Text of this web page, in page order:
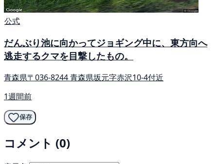
公式
だんぶり池に向かってジョギング中に、東方向へ
逃走するクマを目撃したもの。
青森県〒036-8244 青森県坂元字赤沢10-4付近
1週間前
保存
コメント (0)